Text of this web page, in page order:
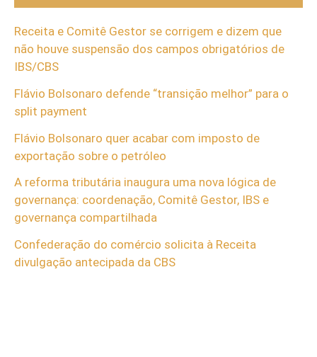
Receita e Comitê Gestor se corrigem e dizem que
não houve suspensão dos campos obrigatórios de
IBS/CBS
Flávio Bolsonaro defende “transição melhor” para o
split payment
Flávio Bolsonaro quer acabar com imposto de
exportação sobre o petróleo
A reforma tributária inaugura uma nova lógica de
governança: coordenação, Comitê Gestor, IBS e
governança compartilhada
Confederação do comércio solicita à Receita
divulgação antecipada da CBS